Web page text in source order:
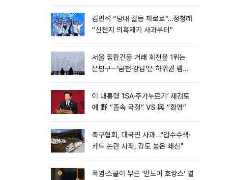
김민석 “당내 갈등 제로로”…정청래
“신천지 의혹제기 사과부터”
서울 집합건물 거래 회전율 1위는
은평구⋯'금천·강남'은 하위권 맴돌
이 대통령 ‘ISA·주가누르기’ 재검토
에 野 “졸속 국정” VS 與 “환영”
축구협회, 대국민 사과…"압수수색·
카드 논란 사죄, 강도 높은 쇄신"
폭염·스콜이 부른 ‘인도어 호캉스’ 열